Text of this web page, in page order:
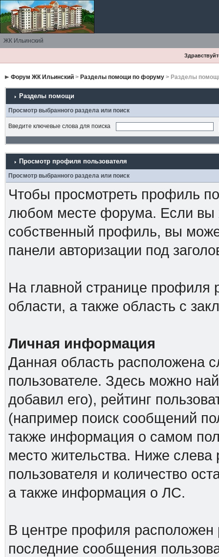
ЖК Ильинский
Форум ЖК Ильинский> Разделы помощи по форуму> Разделы
Разделы помощи
Просмотр выбранного раздела или поиск
Введите ключевые слова для поиска
Просмотр профиля пользователя
Просмотр выбранного раздела или поиск
Чтобы просмотреть профиль
любом месте форума. Если вы
собственный профиль, вы
панели авторизации под
На главной странице профиля
области, а также область с
Личная информация
Данная область расположена
пользователе. Здесь можно
добавил его), рейтинг
(например поиск сообщений
также информация о самом
место жительства. Ниже слева
пользователя и количество
а также информация о ЛС.
В центре профиля расположен
последние сообщения